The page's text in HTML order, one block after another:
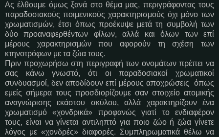
Ας έλθουμε όμως ξανά στο θέμα μας, περιγράφοντας τους
παραδοσιακούς ποιμενικούς χαρακτηρισμούς όχι μόνο των
χρωματισμών, έτσι όπως προέκυψε μετά τη συμβολή των
δύο προαναφερθέντων φίλων, αλλά και όλων των επί
μέρους χαρακτηρισμών που αφορούν τη σχέση των
κτηνοτρόφων με τα ζώα τους.
Πριν προχωρήσω στη περιγραφή των ονομάτων πρέπει να
σας κάνω γνωστό, ότι οι παραδοσιακοί χρωματικοί
συνδυασμοί, δεν αποδίδουν επί μέρους αποχρώσεις όπως
εμείς σήμερα τους προσδιορίζουμε σαν στοιχείο ατομικής
αναγνώρισης εκάστου σκύλου, αλλά χαρακτηρίζουν ένα
χρωματισμό «χονδρικά» προφανώς γιατί το ενδιαφέρον
τους, είναι να γίνεται αντιληπτό για ποιο ζώο ή ζώα γίνετε
λόγος με «χονδρές» διαφορές. Συμπληρωματικά θέλω να